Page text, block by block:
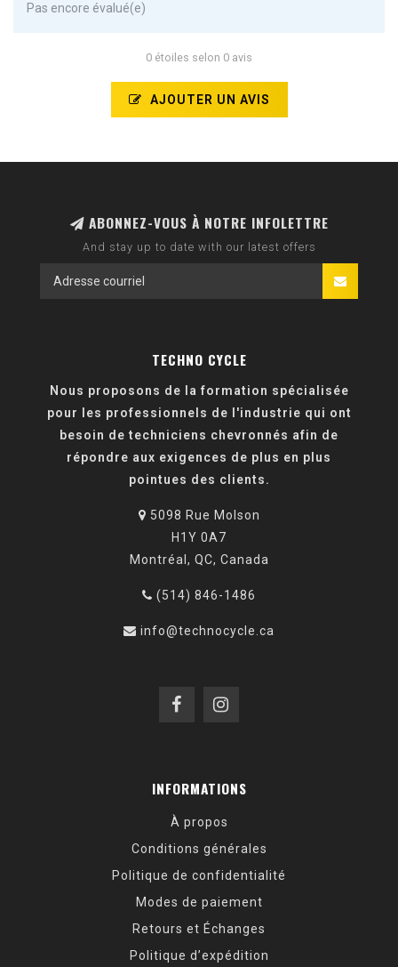
Pas encore évalué(e)
0 étoiles selon 0 avis
AJOUTER UN AVIS
ABONNEZ-VOUS À NOTRE INFOLETTRE
And stay up to date with our latest offers
TECHNO CYCLE
Nous proposons de la formation spécialisée
pour les professionnels de l'industrie qui ont
besoin de techniciens chevronnés afin de
répondre aux exigences de plus en plus
pointues des clients.
5098 Rue Molson
H1Y 0A7
Montréal, QC, Canada
(514) 846-1486
info@technocycle.ca
INFORMATIONS
À propos
Conditions générales
Politique de confidentialité
Modes de paiement
Retours et Échanges
Politique d’expédition